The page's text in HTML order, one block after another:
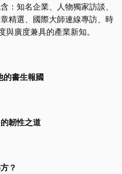
：知名企業、人物獨家訪談、
精選、國際大師連線專訪、時
廣度兼具的產業新知。
書生報國
韌性之道
？